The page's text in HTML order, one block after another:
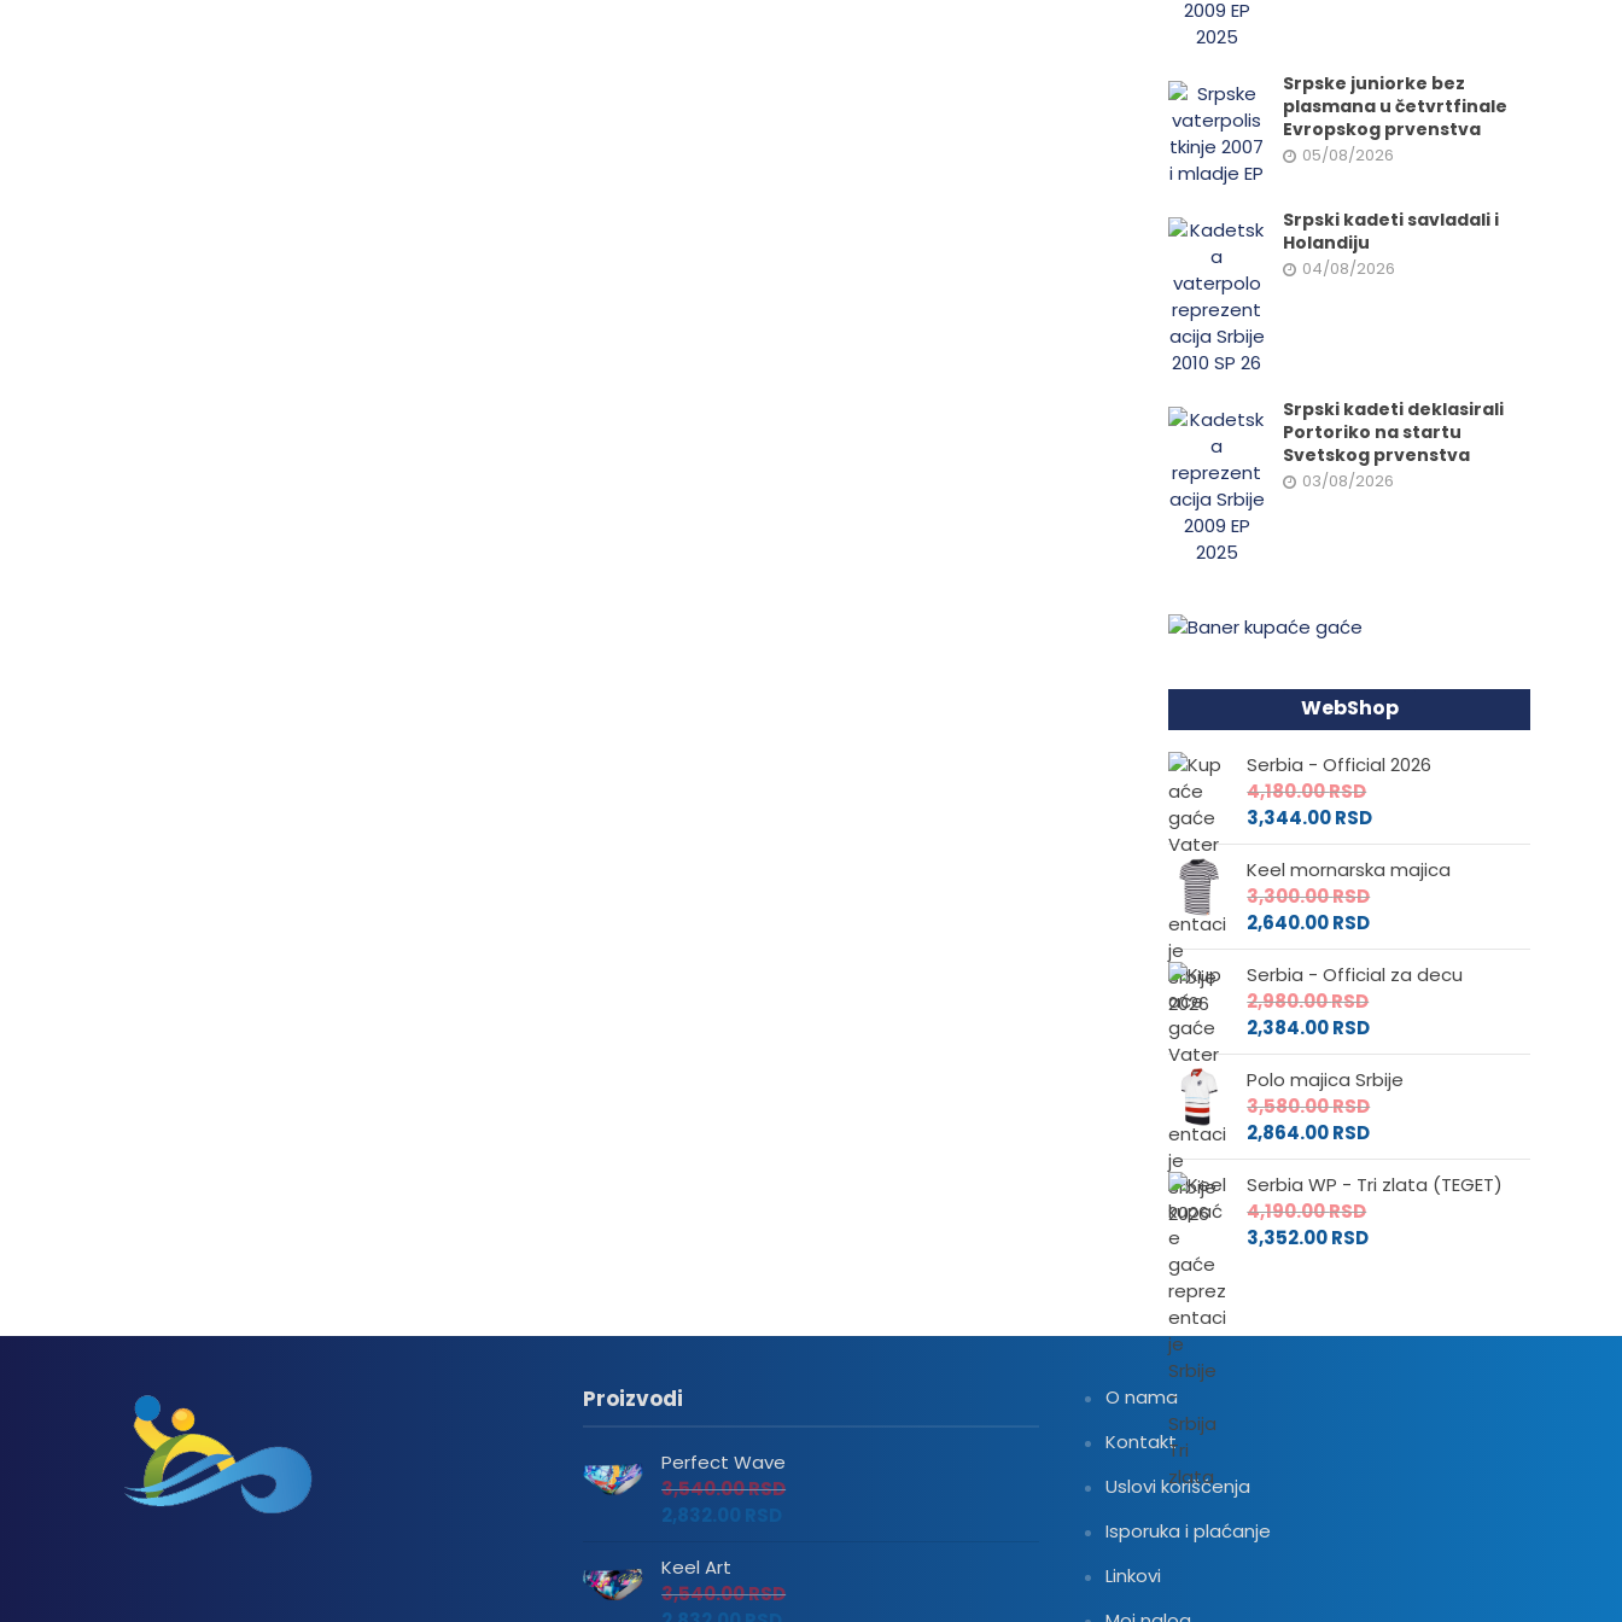
Srpske juniorke bez
plasmana u četvrtfinale
Evropskog prvenstva
05/08/2026
Srpski kadeti savladali i
Holandiju
04/08/2026
Srpski kadeti deklasirali
Portoriko na startu
Svetskog prvenstva
03/08/2026
WebShop
Serbia - Official 2026
4,180.00RSD
3,344.00RSD
Keel mornarska majica
3,300.00RSD
2,640.00RSD
Serbia - Official za decu
2,980.00RSD
2,384.00RSD
Polo majica Srbije
3,580.00RSD
2,864.00RSD
Serbia WP - Tri zlata (TEGET)
4,190.00RSD
3,352.00RSD
Proizvodi
Perfect Wave
3,540.00RSD
2,832.00
Keel Art
3,540.00RSD
O nama
Kontakt
Uslovi korišćenja
Isporuka i plaćanje
Linkovi